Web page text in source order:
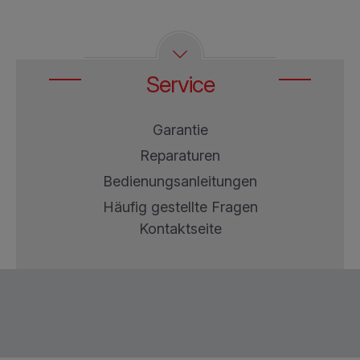
Service
Garantie
Reparaturen
Bedienungsanleitungen
Häufig gestellte Fragen
Kontaktseite